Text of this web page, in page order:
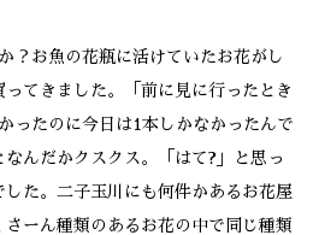
？お魚の花瓶に活けていたお花がし
てきました。「前に見に行ったとき
ったのに今日は1本しかなかったんで
んだかクスクス。「はて?」と思っ
た。二子玉川にも何件かあるお花屋
ーん種類のあるお花の中で同じ種類